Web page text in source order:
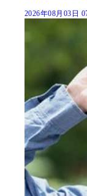
2026年08月03日